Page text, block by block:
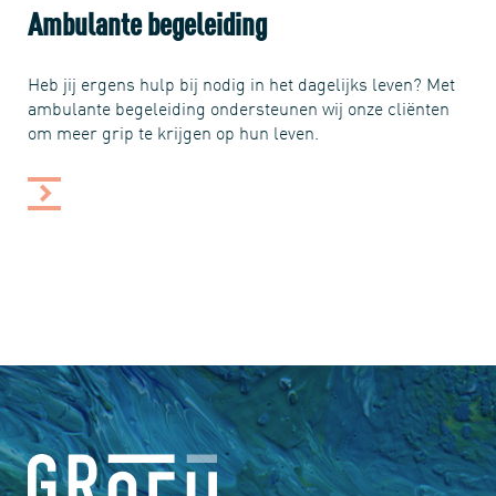
Ambulante begeleiding
Heb jij ergens hulp bij nodig in het dagelijks leven? Met
ambulante begeleiding ondersteunen wij onze cliënten
om meer grip te krijgen op hun leven.